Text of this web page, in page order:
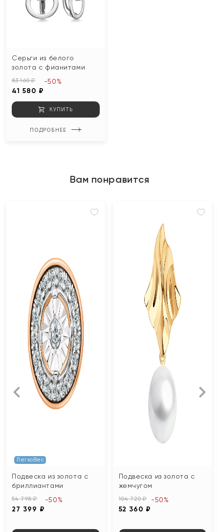
Серьги из белого
золота с фианитами
83 160 ₽
41 580 ₽
-50%
КУПИТЬ
ПОДРОБНЕЕ
Вам понравится
ЛегкоВес
Подвеска из золота с
бриллиантами
54 798 ₽
27 399 ₽
-50%
Подвеска из золота с
жемчугом
104 720 ₽
52 360 ₽
-50%